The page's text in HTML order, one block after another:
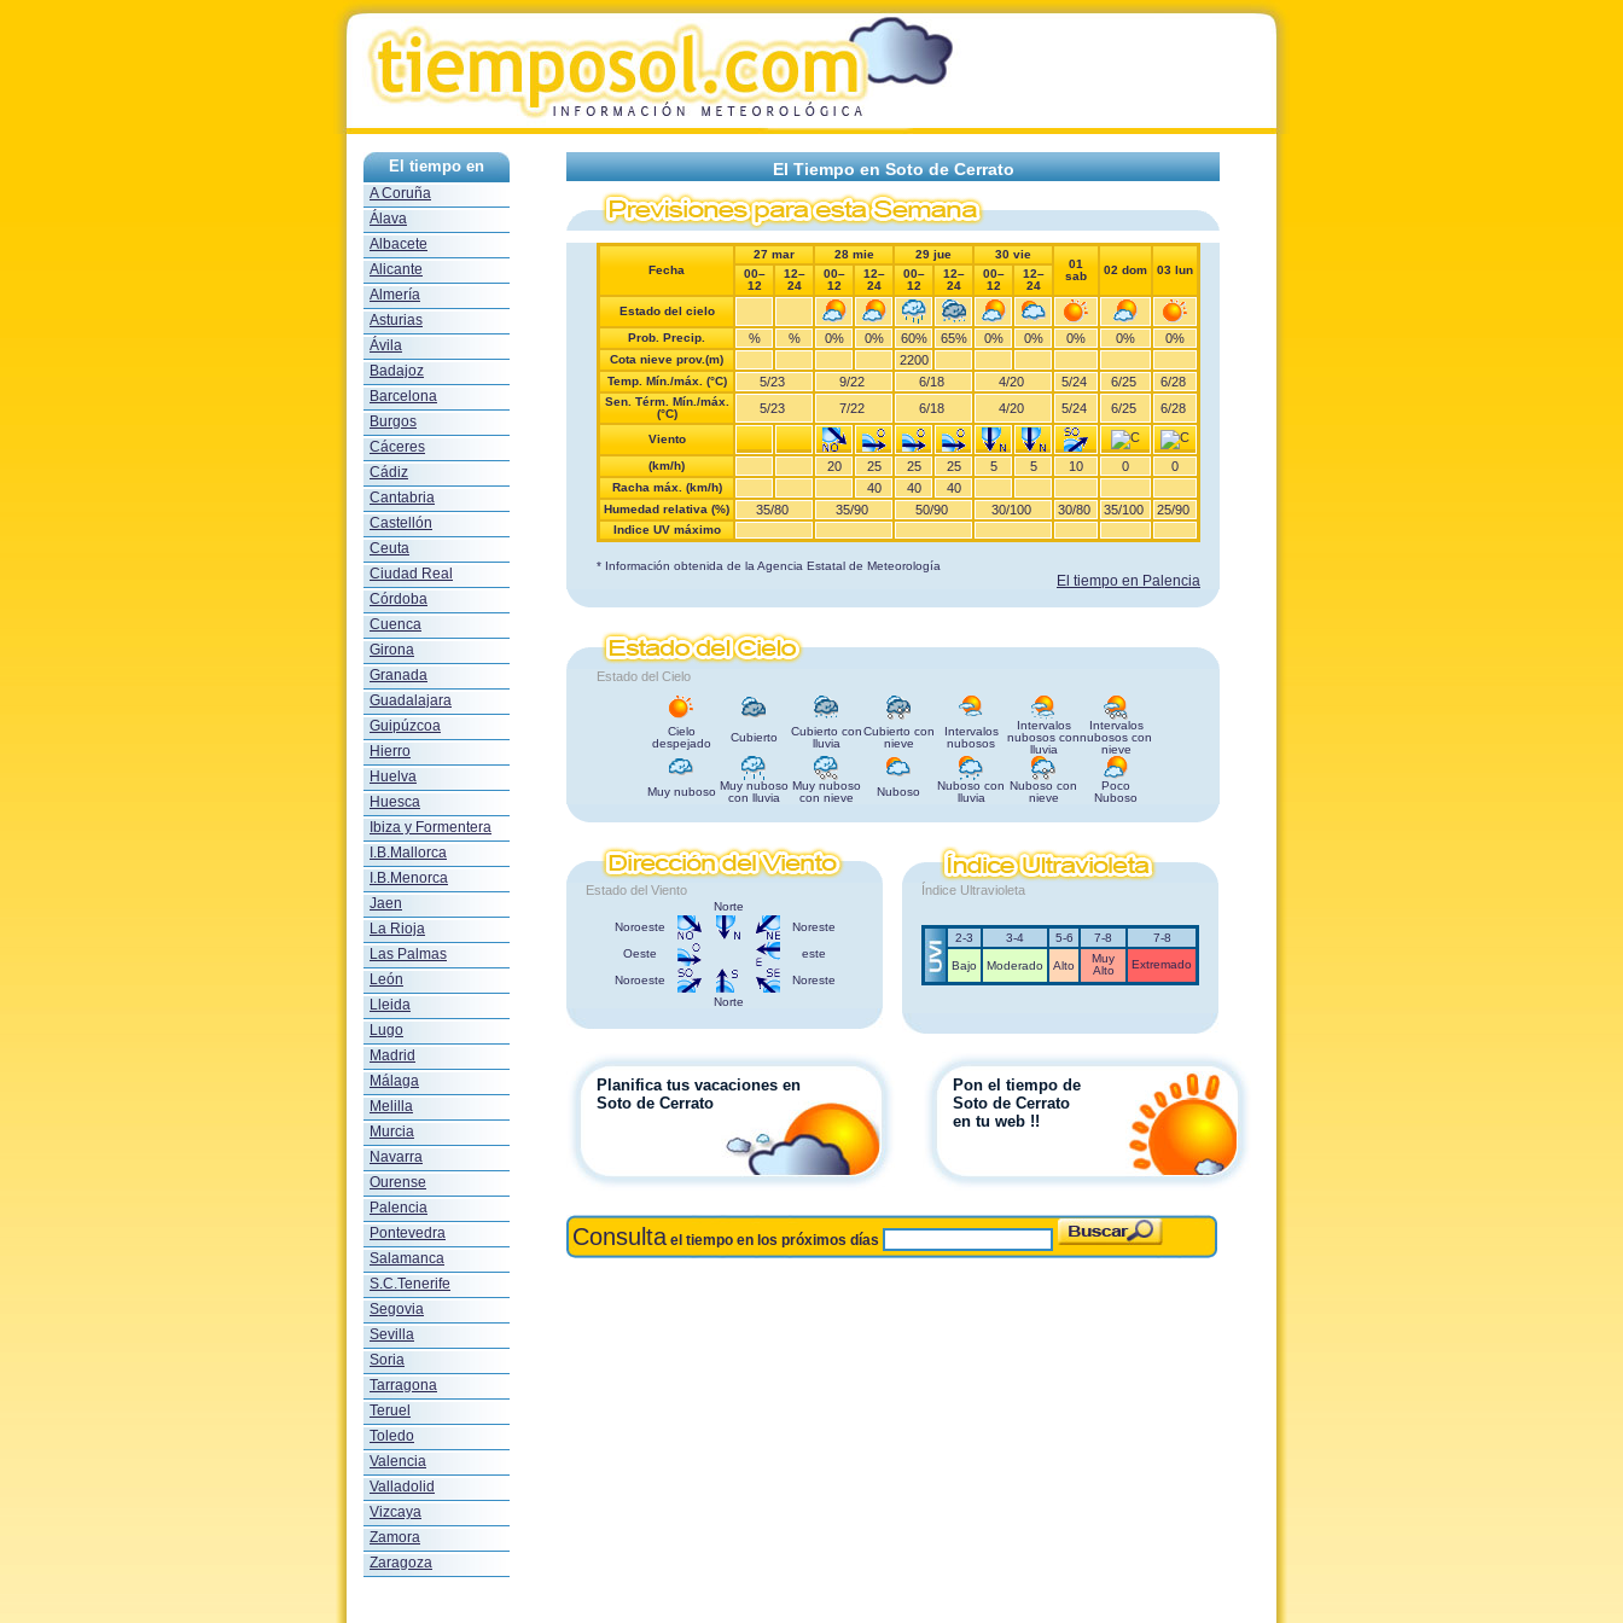
El tiempo en
A Coruña
Álava
Albacete
Alicante
Almería
Asturias
Ávila
Badajoz
Barcelona
Burgos
Cáceres
Cádiz
Cantabria
Castellón
Ceuta
Ciudad Real
Córdoba
Cuenca
Girona
Granada
Guadalajara
Guipúzcoa
Hierro
Huelva
Huesca
Ibiza y Formentera
I.B.Mallorca
I.B.Menorca
Jaen
La Rioja
Las Palmas
León
Lleida
Lugo
Madrid
Málaga
Melilla
Murcia
Navarra
Ourense
Palencia
Pontevedra
Salamanca
S.C.Tenerife
Segovia
Sevilla
Soria
Tarragona
Teruel
Toledo
Valencia
Valladolid
Vizcaya
Zamora
Zaragoza
El Tiempo en Soto de Cerrato
Fecha
27 mar 28 mie 29 jue 30 vie
01
sab
02 dom 03 lun
00–
12
12–
24
00–
12
12–
24
00–
12
12–
24
00–
12
12–
24
Estado del cielo
Prob. Precip.
% % 0% 0% 60% 65% 0% 0% 0% 0% 0%
Cota nieve prov.(m) 2200
Temp. Mín./máx. (°C) 5/23 9/22 6/18 4/20 5/24 6/25 6/28
Sen. Térm. Mín./máx.
(°C)
5/23 7/22 6/18 4/20 5/24 6/25 6/28
Viento
(km/h)
20 25 25 25 5 5 10 0 0
Racha máx. (km/h) 40 40 40
Humedad relativa (%) 35/80 35/90 50/90 30/100 30/80 35/100 25/90
Indice UV máximo
* Información obtenida de la Agencia Estatal de Meteorología
El tiempo en Palencia
Estado del Cielo
Cielo
despejado
Cubierto
Cubierto con
lluvia
Cubierto con
nieve
Intervalos
nubosos
Intervalos
nubosos con
lluvia
Intervalos
nubosos con
nieve
Muy nuboso Muy nuboso
con lluvia
Muy nuboso
con nieve
Nuboso
Nuboso con
lluvia
Nuboso con
nieve
Poco
Nuboso
Estado del Viento
Norte
Noroeste
Noreste
Oeste
este
Noroeste
Noreste
Norte
Índice Ultravioleta
2-3 3-4 5-6 7-8 7-8
Bajo Moderado Alto
Muy
Alto
Extremado
Pon el tiempo de
Soto de Cerrato
en tu web !!
Planifica tus vacaciones en
Soto de Cerrato
Consulta el tiempo en los próximos días